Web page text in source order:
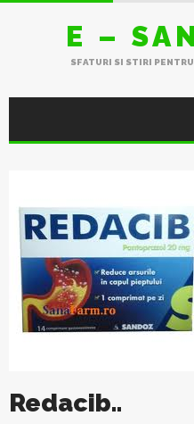
E –
SFATURI SI STIRI
Redacib..